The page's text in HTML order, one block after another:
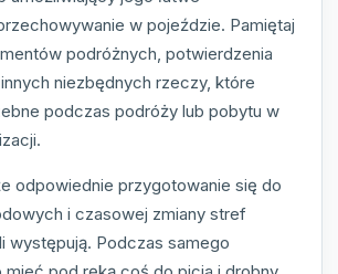
w pojeździe. Pamiętaj
podróżnych, potwierdzenia
niezbędnych rzeczy, które
podczas podróży lub pobytu w
odpowiednie przygotowanie się do
i czasowej zmiany stref
występują. Podczas samego